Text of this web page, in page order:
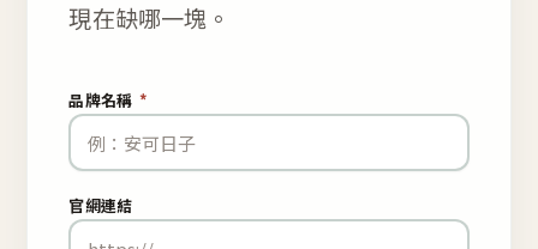
現在缺哪一塊。
品牌名稱 *
官網連結